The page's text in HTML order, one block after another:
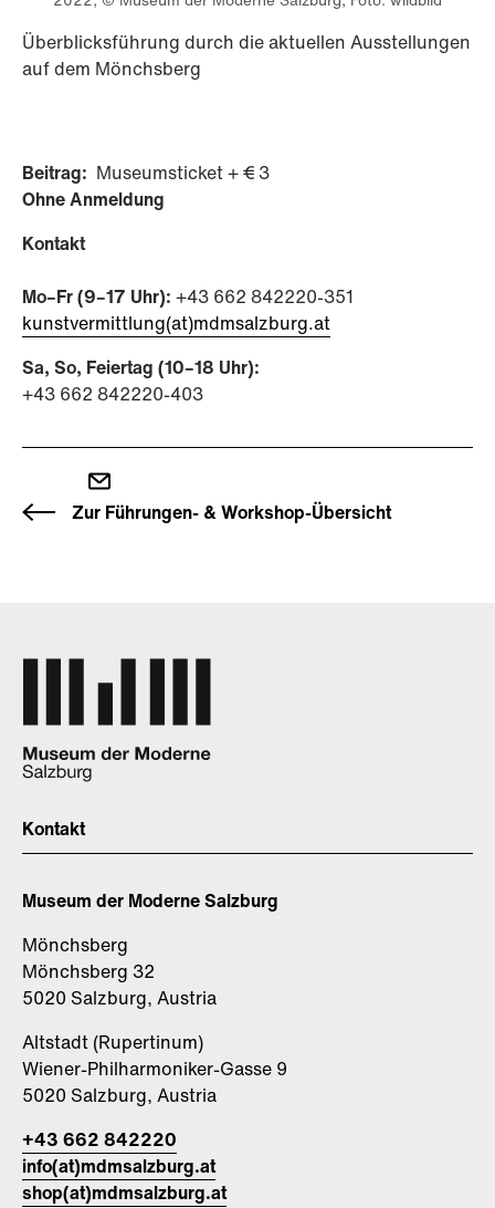
Überblicksführung durch die aktuellen Ausstellungen
auf dem Mönchsberg
Beitrag: Museumsticket + € 3
Ohne Anmeldung
Kontakt
Mo–Fr (9–17 Uhr): +43 662 842220-351
kunstvermittlung(at)mdmsalzburg.at
Sa, So, Feiertag (10–18 Uhr):
+43 662 842220-403
Zur Führungen- & Workshop-Übersicht
Kontakt
Museum der Moderne Salzburg
Mönchsberg
Mönchsberg 32
5020 Salzburg, Austria
Altstadt (Rupertinum)
Wiener-Philharmoniker-Gasse 9
5020 Salzburg, Austria
+43 662 842220
info(at)mdmsalzburg.at
shop(at)mdmsalzburg.at